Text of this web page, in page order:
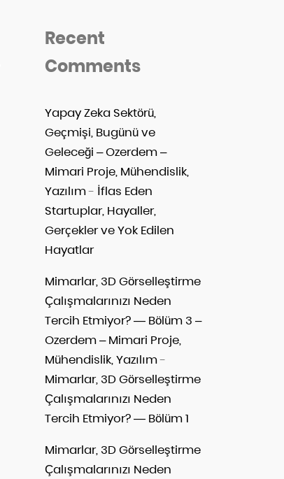
Recent
Comments
Yapay Zeka Sektörü,
Geçmişi, Bugünü ve
Geleceği – Ozerdem –
Mimari Proje, Mühendislik,
Yazılım- İflas Eden
Startuplar, Hayaller,
Gerçekler ve Yok Edilen
Hayatlar
Mimarlar, 3D Görselleştirme
Çalışmalarınızı Neden
Tercih Etmiyor? — Bölüm 3 –
Ozerdem – Mimari Proje,
Mühendislik, Yazılım-
Mimarlar, 3D Görselleştirme
Çalışmalarınızı Neden
Tercih Etmiyor? — Bölüm 1
Mimarlar, 3D Görselleştirme
Çalışmalarınızı Neden